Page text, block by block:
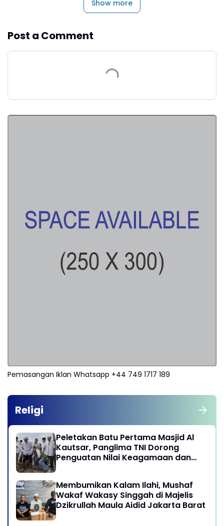
Show more
Post a Comment
Pemasangan Iklan Whatsapp +44 749 1717 189
Religi
Peletakan Batu Pertama Masjid Al
Kautsar, Panglima TNI Dorong
Penguatan Nilai Keagamaan dan
Membumikan Kalam Ilahi, Mushaf
Wakaf Wakasy Singgah di Majelis
Dzikrullah Maula Aidid Jakarta Barat